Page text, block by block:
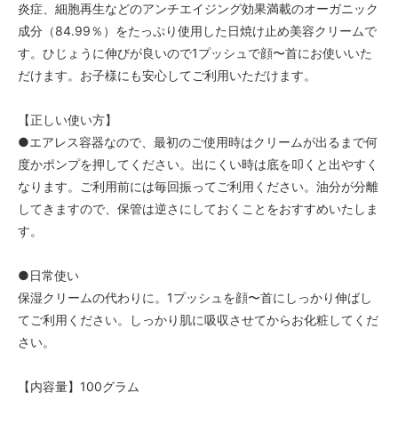
炎症、細胞再生などのアンチエイジング効果満載のオーガニック
成分（84.99％）をたっぷり使用した日焼け止め美容クリームで
す。ひじょうに伸びが良いので1プッシュで顔〜首にお使いいた
だけます。お子様にも安心してご利用いただけます。
【正しい使い方】
●エアレス容器なので、最初のご使用時はクリームが出るまで何
度かポンプを押してください。出にくい時は底を叩くと出やすく
なります。ご利用前には毎回振ってご利用ください。油分が分離
してきますので、保管は逆さにしておくことをおすすめいたしま
す。
●日常使い
保湿クリームの代わりに。1プッシュを顔〜首にしっかり伸ばし
てご利用ください。しっかり肌に吸収させてからお化粧してくだ
さい。
【内容量】100グラム